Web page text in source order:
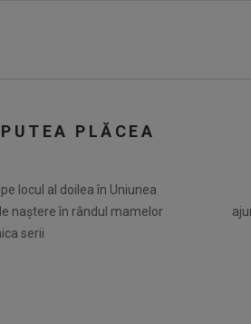
PLĂCEA
locul al doilea în Uniunea
naştere în rândul mamelor
serii